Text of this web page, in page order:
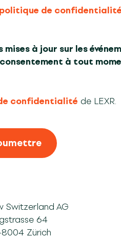
politique de confidentialité
à jour sur les
consentement à tout
confidentialité de LEXR.
Switzerland AG
64
Zürich